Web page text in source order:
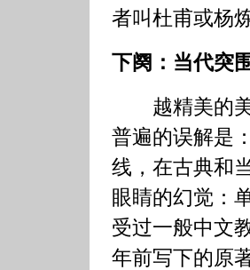
者叫杜甫或杨
下阕：当代突
越精美的美
普遍的误解是
线，在古典和
眼睛的幻觉：
受过一般中文
年前写下的原